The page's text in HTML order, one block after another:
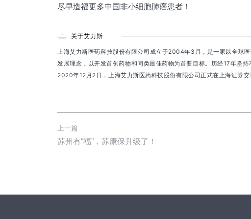
尽早造福更多中国非小细胞肺癌患者！
关于艾力斯
上海艾力斯医药科技股份有限公司成立于2004年3月，是一家以全球
发展理念，以开发首创药物和同类最佳药物为首要目标。历经17年坚
2020年12月2日，上海艾力斯医药科技股份有限公司正式在上海证券
上一篇
苏州有“福”，苏康保升级了！